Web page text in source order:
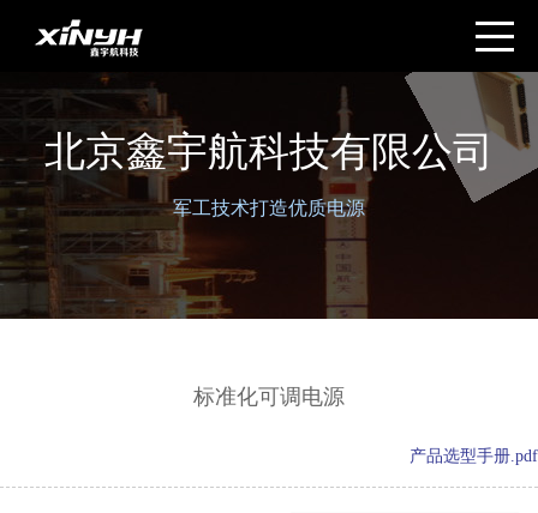
北京鑫宇航科技有限公司
军工技术打造优质电源
标准化可调电源
产品选型手册.pdf